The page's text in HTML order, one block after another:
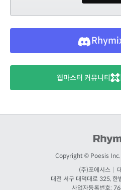
웹마스터 커뮤니티
Copyright © Poesis
(주)포에시스
대전 서구 대덕대로 325, 한
사업자등록번호: